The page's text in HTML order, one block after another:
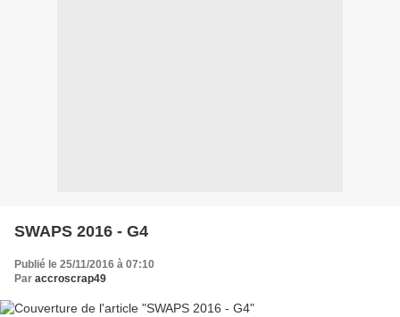
SWAPS 2016 - G4
Publié le 25/11/2016 à 07:10
Par accroscrap49